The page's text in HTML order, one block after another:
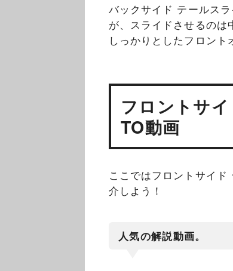
バックサイド テールスラ
が、スライドさせるのは
しっかりとしたフロント
フロントサ
TO動画
ここではフロントサイ
介しよう！
人気の解説動画。